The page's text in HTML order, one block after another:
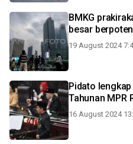
BMKG
besar
19 August 2024
Pidato
Tahunan MPR
16 August 2024